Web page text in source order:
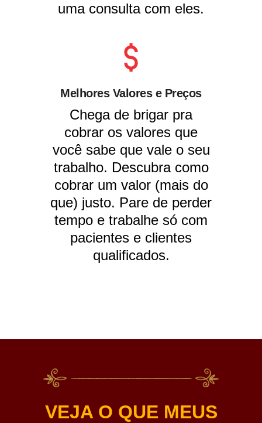
uma consulta com eles.
Melhores Valores e Preços
Chega de brigar pra
cobrar os valores que
você sabe que vale o seu
trabalho. Descubra como
cobrar um valor (mais do
que) justo. Pare de perder
tempo e trabalhe só com
pacientes e clientes
qualificados.
VEJA O QUE MEUS